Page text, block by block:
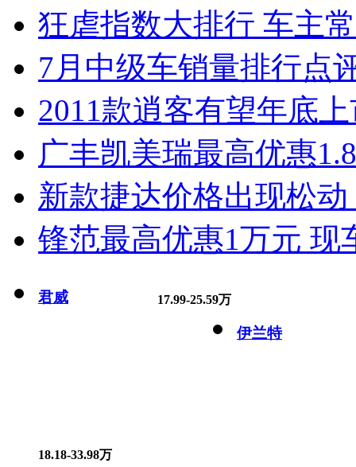
狂虐指数大排行 车主
7月中级车销量排行点
2011款逍客有望年底
广丰凯美瑞最高优惠
新款捷达价格出现松
锋范最高优惠1万元 现
君威 17.99-25.59万
伊兰特
18.18-33.98万